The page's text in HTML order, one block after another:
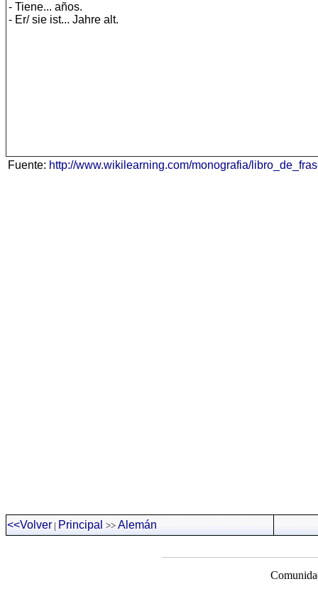
- Tiene... años.
- Er/ sie ist... Jahre alt.
Fuente: http://www.wikilearning.com/monografia/
<<Volver | Principal >> Alemán